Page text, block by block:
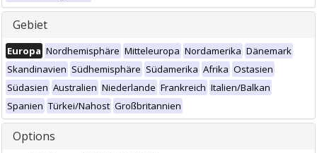
Gebiet
Europa Nordhemisphäre Mitteleuropa Nordamerika Dänemark
Skandinavien Südhemisphäre Südamerika Afrika Ostasien
Südasien Australien Niederlande Frankreich Italien/Balkan
Spanien Türkei/Nahost Großbritannien
Options